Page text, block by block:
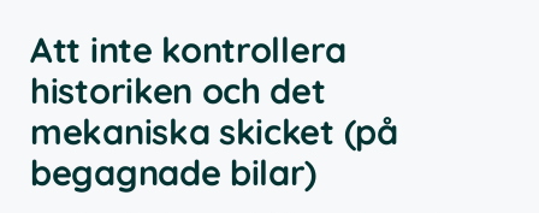
Att inte kontrollera
historiken och det
mekaniska skicket (på
begagnade bilar)